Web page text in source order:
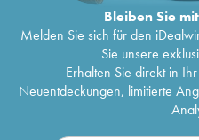
Bleiben Sie
Melden Sie sich für den
Sie unsere
Erhalten Sie direkt in
Neuentdeckungen, limitierte